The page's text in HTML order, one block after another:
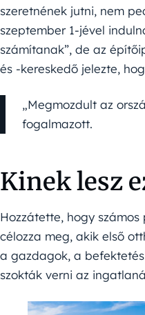
szeretnének jutni, nem
szeptember 1-jével
számítanak”, de az
és -kereskedő jelezte,
„Megmozdult az
fogalmazott.
Kinek lesz
Hozzátette, hogy
célozza meg, akik első
a gazdagok, a
szokták verni az